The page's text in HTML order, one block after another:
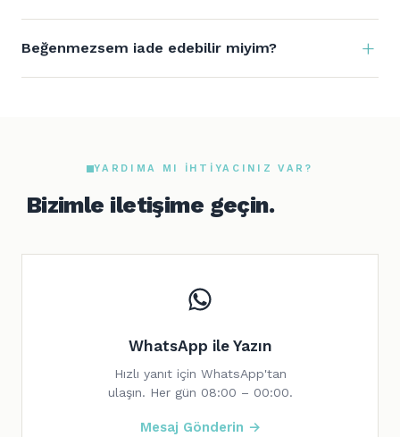
Beğenmezsem iade edebilir miyim?
YARDIMA MI IHTIYACINIZ VAR?
Bizimle iletişime geçin.
WhatsApp ile Yazın
Hızlı yanıt için WhatsApp'tan
ulaşın. Her gün 08:00 – 00:00.
Mesaj Gönderin →